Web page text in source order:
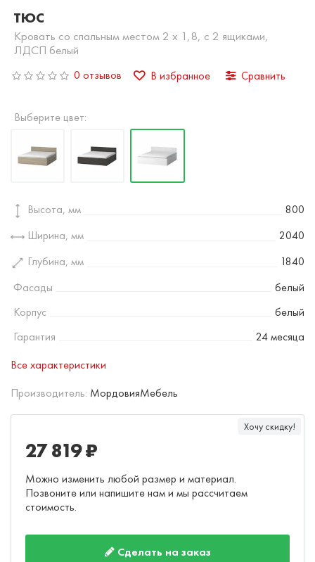
ТЮС
Кровать со спальным местом 2 х 1,8, с 2 ящиками,
ЛДСП белый
0 отзывов В избранное Сравнить
Выберите цвет:
Высота, мм
800
Ширина, мм
2040
Глубина, мм
1840
Фасады
белый
Корпус
белый
Гарантия
24 месяца
Все характеристики
Производитель: МордовияМебель
Хочу скидку!
27 819 ₽
Можно изменить любой размер и материал.
Позвоните или напишите нам и мы рассчитаем
стоимость.
Сделать на заказ